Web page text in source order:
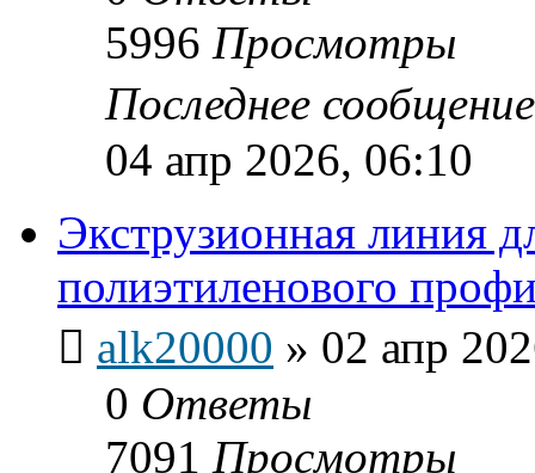
5996 Просмотры
Последнее
04 апр 2026, 06:10
Экструзионная линия
полиэтиленового
alk20000 » 02 апр
0 Ответы
7091 Просмотры